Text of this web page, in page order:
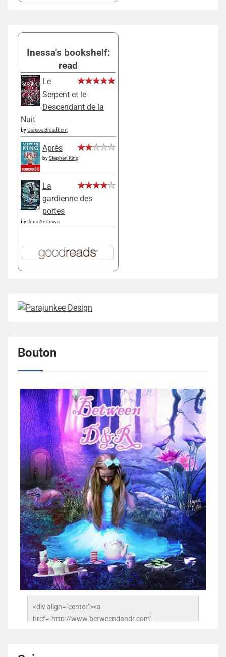
Inessa's bookshelf:
read
Le
Serpent et le
Descendant de la
Nuit
byCarissa Broadbent
Après
byStephen King
La
gardienne des
portes
by Ilona Andrews
Bouton
<div align="center"><a
href="http://www.betweendandr.com"
503716673157532-2788222864243652657-n.jpg"